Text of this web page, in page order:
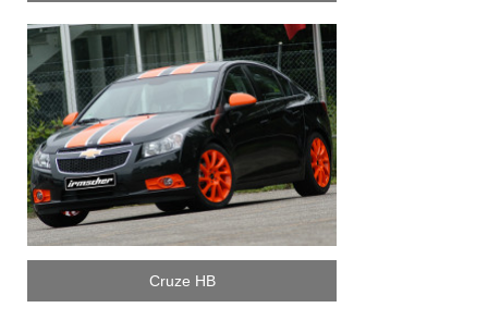
Cruze HB